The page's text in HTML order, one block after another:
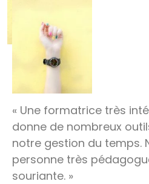
« Une formatrice très
donne de nombreux
notre gestion du temps.
personne très
souriante. »